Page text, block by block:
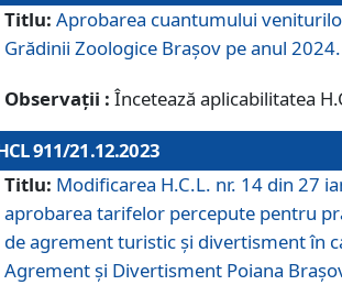
Titlu: Aprobarea cuantumului
Grădinii Zoologice Braşov pe anul 2024.
Observații : Încetează aplicabilitatea
911/21.12.2023
Titlu: Modificarea H.C.L. nr. 14 din 27
aprobarea tarifelor percepute pentru
de agrement turistic și divertisment în
Agrement și Divertisment Poiana